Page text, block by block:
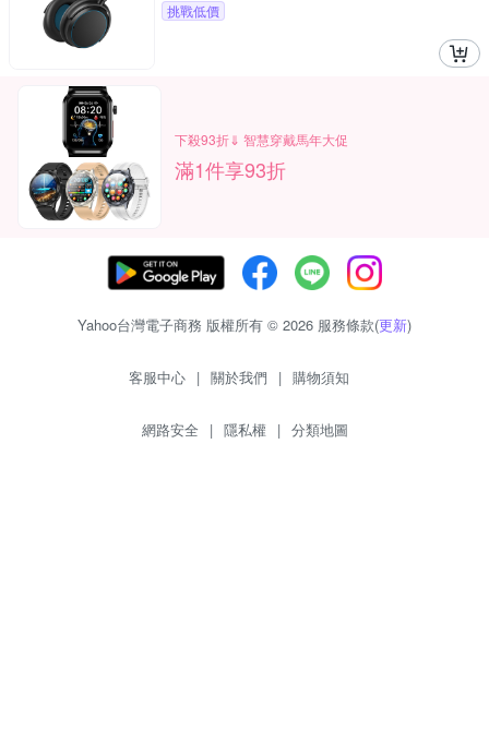
挑戰低價
下殺93折⇓ 智慧穿戴馬年大促
滿1件享93折
Yahoo台灣電子商務 版權所有 © 2026 服務條款(更新)
客服中心 | 關於我們 | 購物須知
網路安全 | 隱私權 | 分類地圖